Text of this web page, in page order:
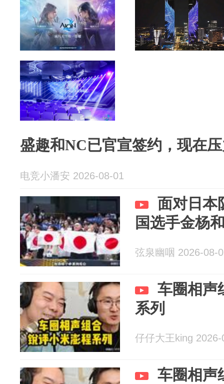
盛趣和NC已官宣签约，现在
电竞小潘安 2026-08-01
面对日本
国选手金杨
弦泉幽咽 2026-08-
车圈相声
系列
仔仔大王king 2026-
车圈相声